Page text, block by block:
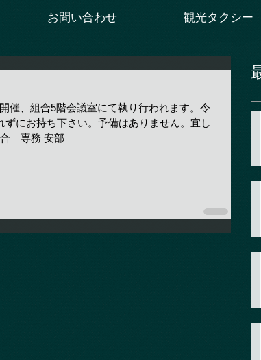
お問い合わせ 観光タクシー
催、組合5階会議室にて執り行われます。令
にお持ち下さい。予備はありません。宜し
　専務 安部